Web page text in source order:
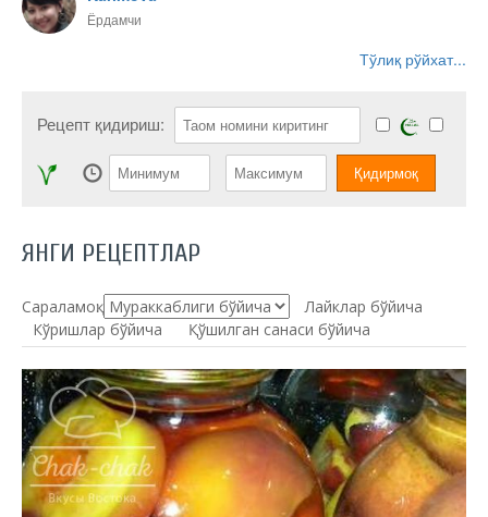
Ёрдамчи
Тўлиқ рўйхат...
Рецепт қидириш:
ЯНГИ РЕЦЕПТЛАР
Сараламоқ:
Лайклар бўйича
Кўришлар бўйича
Қўшилган санаси бўйича